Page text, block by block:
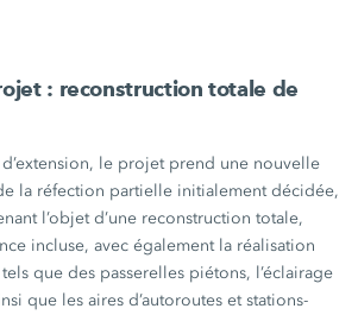
: reconstruction totale de
le projet prend une nouvelle
la réfection partielle initialement décidée,
l’objet d’une reconstruction totale,
incluse, avec également la réalisation
que des passerelles piétons, l’éclairage
que les aires d’autoroutes et stations-